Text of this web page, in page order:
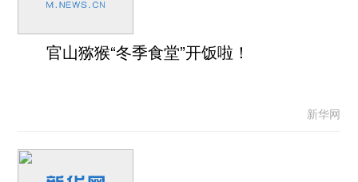
官山猕猴“冬季食堂”开饭啦！
新华网